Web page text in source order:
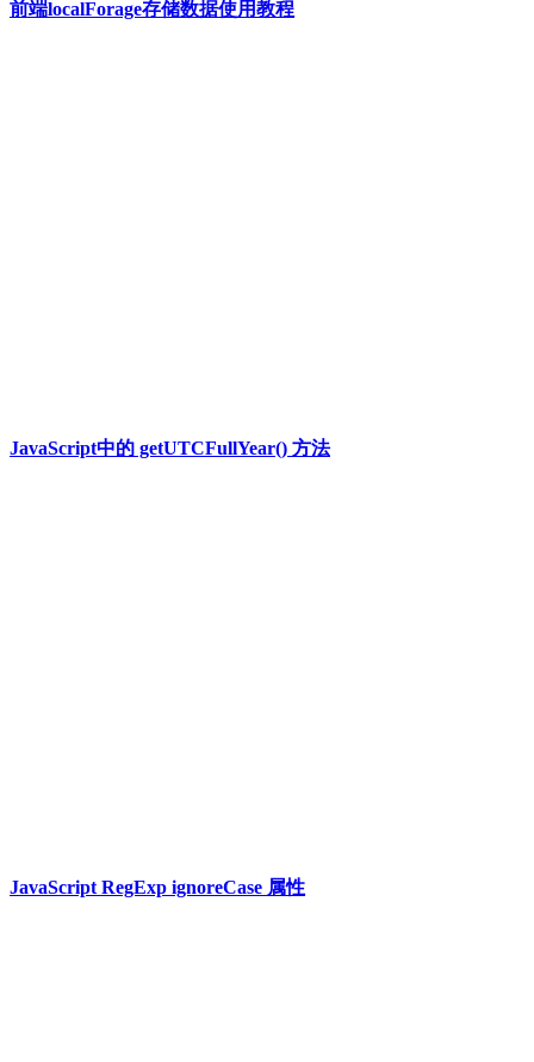
前端localForage存储数据使用教程
JavaScript中的 getUTCFullYear() 方法
JavaScript RegExp ignoreCase 属性